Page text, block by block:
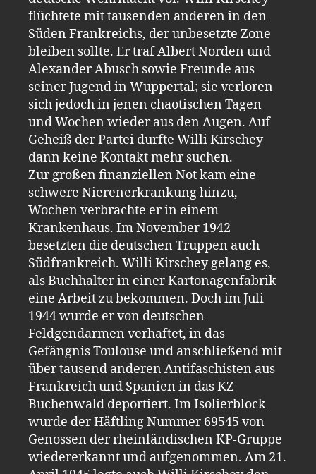
flüchtete mit tausenden anderen in den
Süden Frankreichs, der unbesetzte Zone
bleiben sollte. Er traf Albert Norden und
Alexander Abusch sowie Freunde aus
seiner Jugend in Wuppertal; sie verloren
sich jedoch in jenen chaotischen Tagen
und Wochen wieder aus den Augen. Auf
Geheiß der Partei durfte Willi Kirschey
dann keine Kontakt mehr suchen.
Zur großen finanziellen Not kam eine
schwere Nierenerkrankung hinzu,
Wochen verbrachte er in einem
Krankenhaus. Im November 1942
besetzten die deutschen Truppen auch
Südfrankreich. Willi Kirschey gelang es,
als Buchhalter in einer Kartonagenfabrik
eine Arbeit zu bekommen. Doch im Juli
1944 wurde er von deutschen
Feldgendarmen verhaftet, in das
Gefängnis Toulouse und anschließend mit
über tausend anderen Antifaschisten aus
Frankreich und Spanien in das KZ
Buchenwald deportiert. Im Isolierblock
wurde der Häftling Nummer 69545 von
Genossen der rheinländischen KP-Gruppe
wiedererkannt und aufgenommen. Am 21.